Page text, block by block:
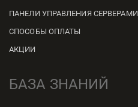
ПАНЕЛИ УПРАВЛЕНИЯ СЕРВЕРАМИ
СПОСОБЫ ОПЛАТЫ
АКЦИИ
БАЗА ЗНАНИЙ